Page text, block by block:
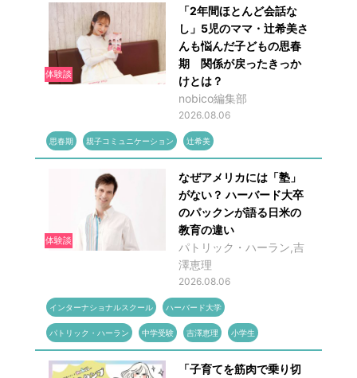
体験談
「2年間ほとんど会話な
し」5児のママ・辻希美さ
んも悩んだ子どもの思春
期 関係が戻ったきっか
けとは？
nobico編集部
2026.08.06
思春期 親子コミュニケーション 辻希美
体験談
なぜアメリカには「塾」
がない？ ハーバード大卒
のパックンが語る日米の
教育の違い
パトリック・ハーラン,吉
澤恵理
2026.08.06
インターナショナルスクール ハーバード大学
パトリック・ハーラン 中学受験 吉澤恵理 小学生
「子育てを筋肉で乗り切